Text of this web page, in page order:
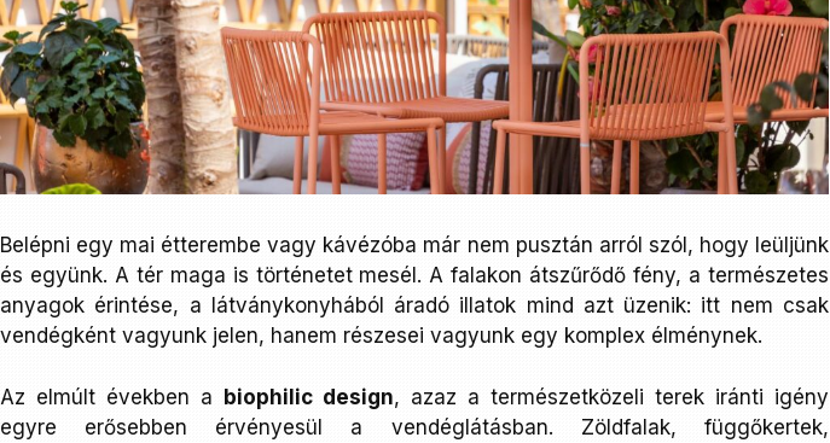
Belépni egy mai étterembe vagy kávézóba már nem pusztán arról szól, hogy leüljünk
és együnk. A tér maga is történetet mesél. A falakon átszűrődő fény, a természetes
anyagok érintése, a látványkonyhából áradó illatok mind azt üzenik: itt nem csak
vendégként vagyunk jelen, hanem részesei vagyunk egy komplex élménynek.
Az elmúlt években a biophilic design, azaz a természetközeli terek iránti igény
egyre erősebben érvényesül a vendéglátásban. Zöldfalak, függőkertek,